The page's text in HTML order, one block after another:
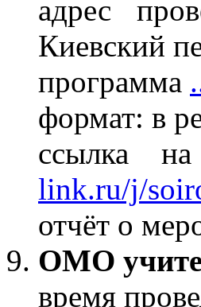
адрес
Киевский
программа
формат: в
ссылка
link.ru/j/
отчёт о
ОМО
время